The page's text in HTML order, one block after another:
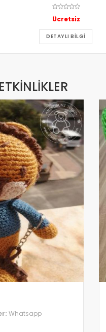
Ücretsiz
DETAYLI BILGI
Whatsapp